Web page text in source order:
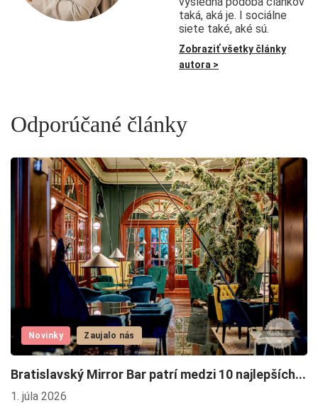
taká, aká je. I sociálne
siete také, aké sú.
Zobraziť všetky články
autora >
Odporúčané články
Novinky Zaujalo nás
Bratislavský Mirror Bar patrí medzi 10 najlepších...
1. júla 2026